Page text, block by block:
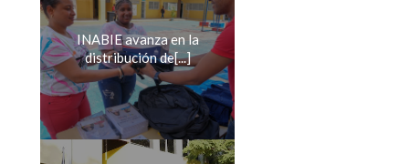
INABIE avanza en la
distribución de[...]